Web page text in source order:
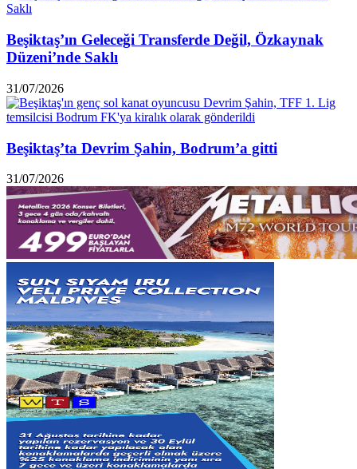
Beşiktaş’ın Geleceği Transferde Değil, Özkaynak
Düzeni’nde Saklı
31/07/2026
Beşiktaş’ta Devrim Şahin, Bodrum’a gitti
31/07/2026